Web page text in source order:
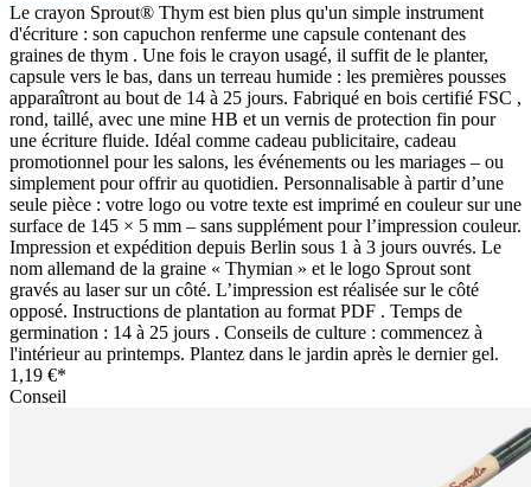
Le crayon Sprout® Thym est bien plus qu'un simple instrument
d'écriture : son capuchon renferme une capsule contenant des
graines de thym . Une fois le crayon usagé, il suffit de le planter,
capsule vers le bas, dans un terreau humide : les premières pousses
apparaîtront au bout de 14 à 25 jours. Fabriqué en bois certifié FSC ,
rond, taillé, avec une mine HB et un vernis de protection fin pour
une écriture fluide. Idéal comme cadeau publicitaire, cadeau
promotionnel pour les salons, les événements ou les mariages – ou
simplement pour offrir au quotidien. Personnalisable à partir d’une
seule pièce : votre logo ou votre texte est imprimé en couleur sur une
surface de 145 × 5 mm – sans supplément pour l’impression couleur.
Impression et expédition depuis Berlin sous 1 à 3 jours ouvrés. Le
nom allemand de la graine « Thymian » et le logo Sprout sont
gravés au laser sur un côté. L’impression est réalisée sur le côté
opposé. Instructions de plantation au format PDF . Temps de
germination : 14 à 25 jours . Conseils de culture : commencez à
l'intérieur au printemps. Plantez dans le jardin après le dernier gel.
1,19 €*
Conseil